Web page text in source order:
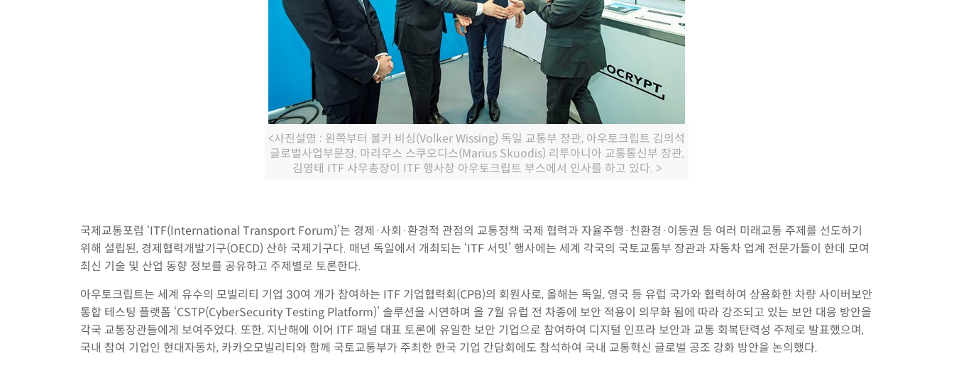
<사진설명 : 왼쪽부터 볼커 비싱(Volker Wissing) 독일 교통부 장관, 아우토크립트 김의석
글로벌사업부문장, 마리우스 스쿠오디스(Marius Skuodis) 리투아니아 교통통신부 장관,
김영태 ITF 사무총장이 ITF 행사장 아우토크립트 부스에서 인사를 하고 있다. >
국제교통포럼 ‘ITF(International Transport Forum)’는 경제·사회·환경적 관점의 교통정책 국제 협력과 자율주행·친환경·이동권 등 여러 미래교통 주제를 선도하기
위해 설립된, 경제협력개발기구(OECD) 산하 국제기구다. 매년 독일에서 개최되는 ‘ITF 서밋’ 행사에는 세계 각국의 국토교통부 장관과 자동차 업계 전문가들이 한데 모여
최신 기술 및 산업 동향 정보를 공유하고 주제별로 토론한다.
아우토크립트는 세계 유수의 모빌리티 기업 30여 개가 참여하는 ITF 기업협력회(CPB)의 회원사로, 올해는 독일, 영국 등 유럽 국가와 협력하여 상용화한 차량 사이버보안
통합 테스팅 플랫폼 ‘CSTP(CyberSecurity Testing Platform)’ 솔루션을 시연하며 올 7월 유럽 전 차종에 보안 적용이 의무화 됨에 따라 강조되고 있는 보안 대응 방안을
각국 교통장관들에게 보여주었다. 또한, 지난해에 이어 ITF 패널 대표 토론에 유일한 보안 기업으로 참여하여 디지털 인프라 보안과 교통 회복탄력성 주제로 발표했으며,
국내 참여 기업인 현대자동차, 카카오모빌리티와 함께 국토교통부가 주최한 한국 기업 간담회에도 참석하여 국내 교통혁신 글로벌 공조 강화 방안을 논의했다.